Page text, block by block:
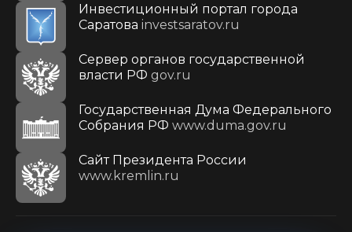
Инвестиционный портал города
Саратова investsaratov.ru
Сервер органов государственной
власти РФ gov.ru
Государственная Дума Федерального
Собрания РФ www.duma.gov.ru
Cайт Президента России
www.kremlin.ru